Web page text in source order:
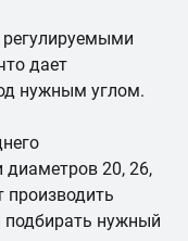
дает
нужным углом.
20, 26,
производить
подбирать нужный